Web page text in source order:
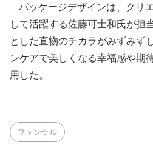
パッケージデザインは、クリ
して活躍する佐藤可士和氏が担
とした直物のチカラがみずみず
ンケアで美しくなる幸福感や期
用した。
ファンケル